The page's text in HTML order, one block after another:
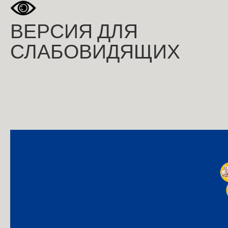
ВЕРСИЯ ДЛЯ
СЛАБОВИДЯЩИХ